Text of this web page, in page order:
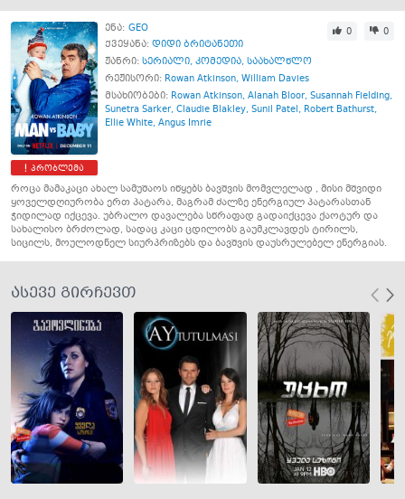
პრობლემა
ენა: GEO
ქვეყანა: დიდი ბრიტანეთი
0 0
ჟანრი: სერიალი, კომედია, საახალწლო
რეჟისორი: Rowan Atkinson, William Davies
მსახიობები: Rowan Atkinson, Alanah Bloor, Susannah Fielding,
Sunetra Sarker, Claudie Blakley, Sunil Patel, Robert Bathurst,
Ellie White, Angus Imrie
როცა მამაკაცი ახალ სამუშაოს იწყებს ბავშვის მომვლელად , მისი მშვიდი
ყოველდღიურობა ერთ პატარა, მაგრამ ძალზე ენერგიულ პატარასთან
ჭიდილად იქცევა. უბრალო დავალება სწრაფად გადაიქცევა ქაოტურ და
სახალისო ბრძოლად, სადაც კაცი ცდილობს გაუმკლავდეს ტირილს,
სიცილს, მოულოდნელ სიურპრიზებს და ბავშვის დაუსრულებელ ენერგიას.
ასევე გირჩევთ